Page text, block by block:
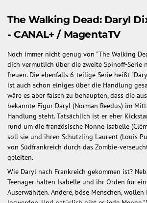
The Walking Dead: Daryl
- CANAL+ / MagentaTV
Noch immer nicht genug von "The Walking
dich vermutlich über die zweite Spinoff-Serie
freuen. Die ebenfalls 6-teilige Serie heißt
ist auch schon einiges über die Handlung
wäre es aber falsch zu behaupten, dass die
bekannte Figur Daryl (Norman Reedus) im
Handlung steht. Tatsächlich ist er eher
rund um die französische Nonne Isabelle
soll sie und ihren Schützling Laurent (Louis
von Südfrankreich durch das Zombie-
geleiten.
Wie Daryl nach Frankreich gekommen ist?
Teenager halten Isabelle und ihr Orden für
Auserwählten. Andere, böse Menschen,